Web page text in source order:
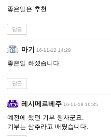
좋은일은 추천
답글
마기 16-11-12 14:29
좋은일 하셨습니다.
답글
레시메르베주 16-11-19 16:35
예전에 했던 기부 행사군요.
기부는 삼추라고 배웠습니다.